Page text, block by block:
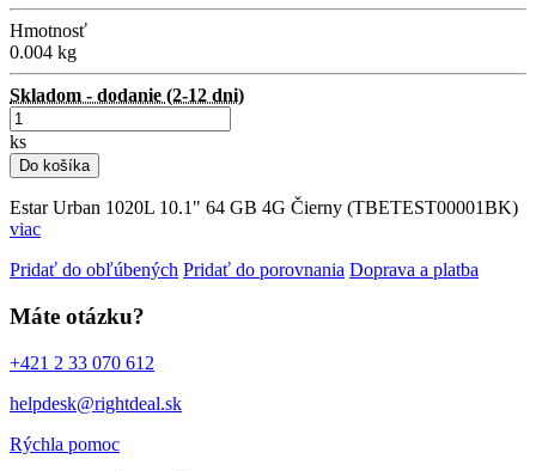
Hmotnosť
0.004 kg
Skladom - dodanie (2-12 dni)
ks
Do košíka
Estar Urban 1020L 10.1" 64 GB 4G Čierny (TBETEST00001BK)
viac
Pridať do obľúbených Pridať do porovnania Doprava a platba
Máte otázku?
+421 2 33 070 612
helpdesk@rightdeal.sk
Rýchla pomoc